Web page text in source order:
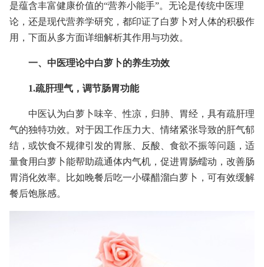
是蕴含丰富健康价值的“营养小能手”。无论是传统中医理
论，还是现代营养学研究，都印证了白萝卜对人体的积极作
用，下面从多方面详细解析其作用与功效。
一、中医理论中白萝卜的养生功效
1.疏肝理气，调节肠胃功能
中医认为白萝卜味辛、性凉，归肺、胃经，具有疏肝理
气的独特功效。对于因工作压力大、情绪紧张导致的肝气郁
结，或饮食不规律引发的胃胀、反酸、食欲不振等问题，适
量食用白萝卜能帮助疏通体内气机，促进胃肠蠕动，改善肠
胃消化效率。比如晚餐后吃一小碟醋溜白萝卜，可有效缓解
餐后饱胀感。